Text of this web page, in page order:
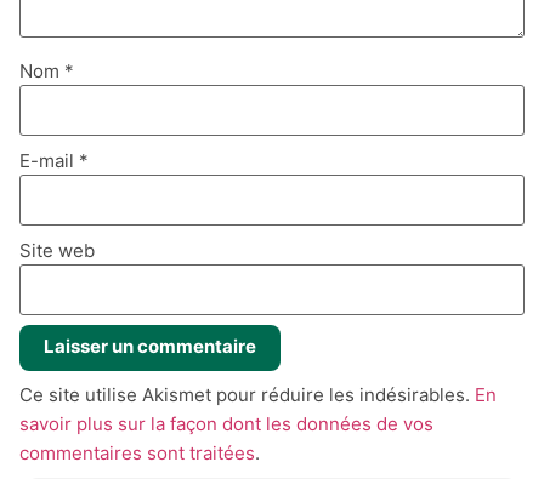
Nom *
E-mail *
Site web
Ce site utilise Akismet pour réduire les indésirables. En
savoir plus sur la façon dont les données de vos
commentaires sont traitées.